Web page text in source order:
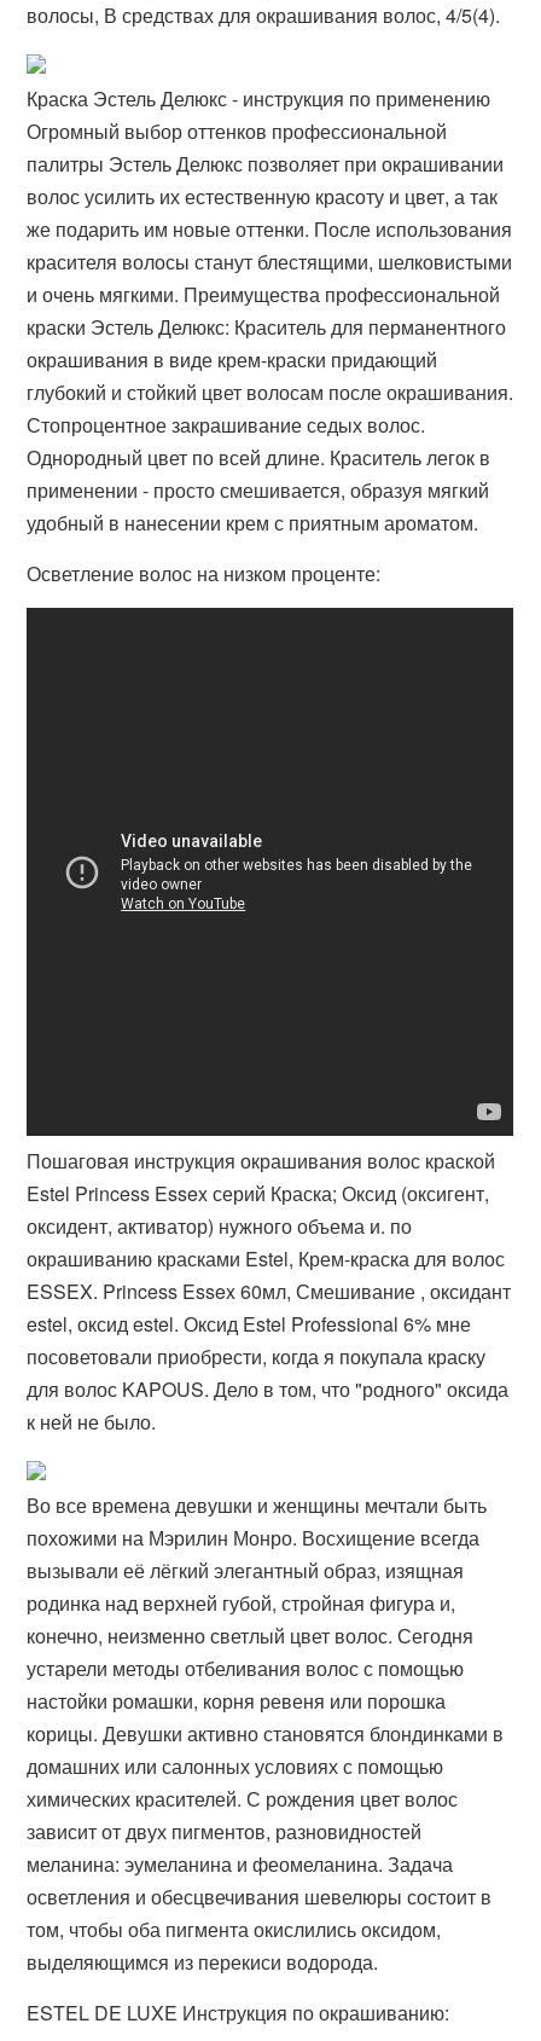
волосы, В средствах для окрашивания волос, 4/5(4).
Краска Эстель Делюкс - инструкция по применению
Огромный выбор оттенков профессиональной
палитры Эстель Делюкс позволяет при окрашивании
волос усилить их естественную красоту и цвет, а так
же подарить им новые оттенки. После использования
красителя волосы станут блестящими, шелковистыми
и очень мягкими. Преимущества профессиональной
краски Эстель Делюкс: Краситель для перманентного
окрашивания в виде крем-краски придающий
глубокий и стойкий цвет волосам после окрашивания.
Стопроцентное закрашивание седых волос.
Однородный цвет по всей длине. Краситель легок в
применении - просто смешивается, образуя мягкий
удобный в нанесении крем с приятным ароматом.
Осветление волос на низком проценте:
Пошаговая инструкция окрашивания волос краской
Estel Princess Essex серий Краска; Оксид (оксигент,
оксидент, активатор) нужного объема и. по
окрашиванию красками Estel, Крем-краска для волос
ESSEX. Princess Essex 60мл, Смешивание , оксидант
estel, оксид estel. Оксид Estel Professional 6% мне
посоветовали приобрести, когда я покупала краску
для волос KAPOUS. Дело в том, что "родного" оксида
к ней не было.
Во все времена девушки и женщины мечтали быть
похожими на Мэрилин Монро. Восхищение всегда
вызывали её лёгкий элегантный образ, изящная
родинка над верхней губой, стройная фигура и,
конечно, неизменно светлый цвет волос. Сегодня
устарели методы отбеливания волос с помощью
настойки ромашки, корня ревеня или порошка
корицы. Девушки активно становятся блондинками в
домашних или салонных условиях с помощью
химических красителей. С рождения цвет волос
зависит от двух пигментов, разновидностей
меланина: эумеланина и феомеланина. Задача
осветления и обесцвечивания шевелюры состоит в
том, чтобы оба пигмента окислились оксидом,
выделяющимся из перекиси водорода.
ESTEL DE LUXE Инструкция по окрашиванию: